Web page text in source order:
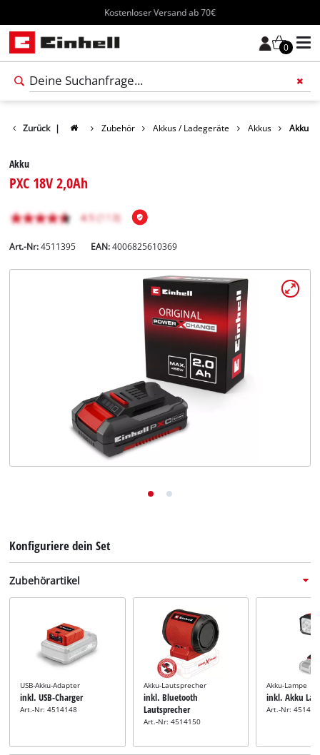
Kostenloser Versand ab 70€
0
Zurück | Zubehör Akkus / Ladegeräte Akkus Akku
Akku
PXC 18V 2,0Ah
Art.-Nr: 4511395 EAN:4006825610369
Konfiguriere dein Set
Zubehörartikel
USB-Akku-Adapter
inkl. USB-Charger
Art.-Nr: 4514148
Akku-Lautsprecher
inkl. Bluetooth
Lautsprecher
Art.-Nr: 4514150
Akku-Lampe
inkl. Akku
Art.-Nr: